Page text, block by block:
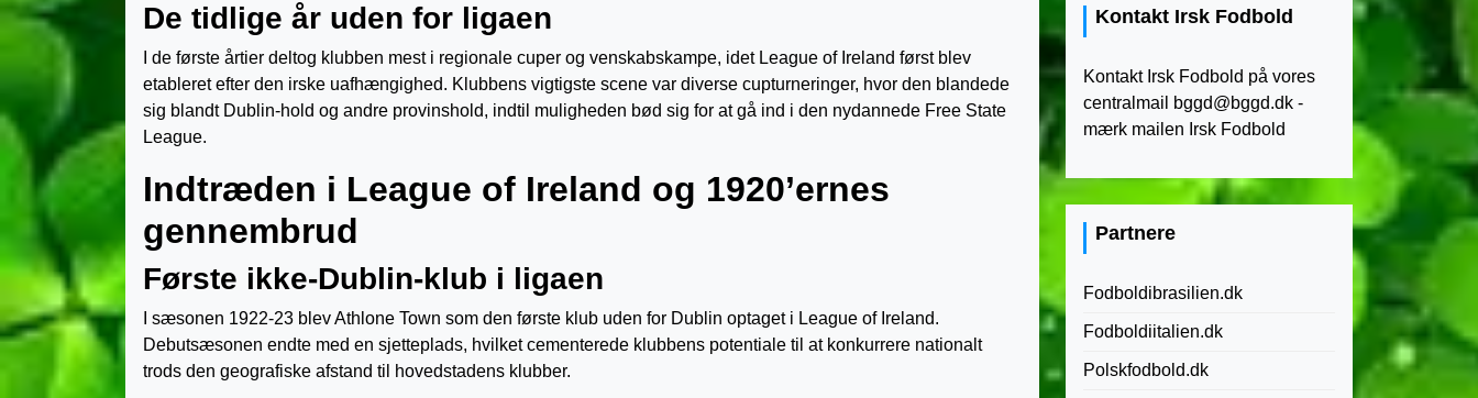
De tidlige år uden for ligaen
I de første årtier deltog klubben mest i regionale cuper og venskabskampe, idet League of Ireland først blev
etableret efter den irske uafhængighed. Klubbens vigtigste scene var diverse cupturneringer, hvor den blandede
sig blandt Dublin-hold og andre provinshold, indtil muligheden bød sig for at gå ind i den nydannede Free State
League.
Indtræden i League of Ireland og 1920’ernes
gennembrud
Første ikke-Dublin-klub i ligaen
I sæsonen 1922-23 blev Athlone Town som den første klub uden for Dublin optaget i League of Ireland.
Debutsæsonen endte med en sjetteplads, hvilket cementerede klubbens potentiale til at konkurrere nationalt
trods den geografiske afstand til hovedstadens klubber.
Kontakt Irsk Fodbold
Kontakt Irsk Fodbold på vores
centralmail
bggd@bggd.dk -
mærk mailen Irsk Fodbold
Partnere
Fodboldibrasilien.dk
Fodboldiitalien.dk
Polskfodbold.dk